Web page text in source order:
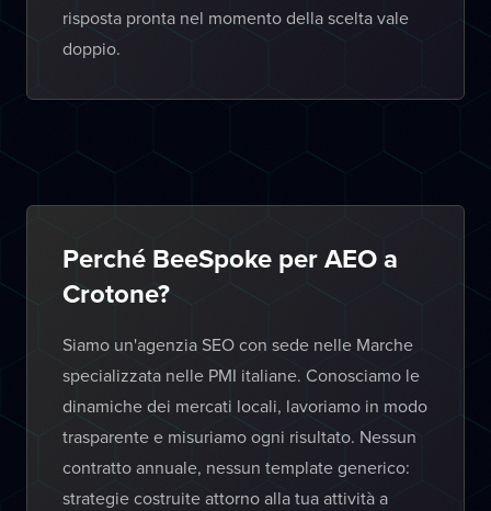
risposta pronta nel momento della scelta vale
doppio.
Perché BeeSpoke per AEO a
Crotone?
Siamo un'agenzia SEO con sede nelle Marche
specializzata nelle PMI italiane. Conosciamo le
dinamiche dei mercati locali, lavoriamo in modo
trasparente e misuriamo ogni risultato. Nessun
contratto annuale, nessun template generico:
strategie costruite attorno alla tua attività a